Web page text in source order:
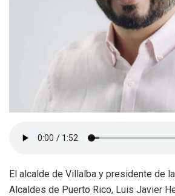
El alcalde de Villalba y presidente de
Alcaldes de Puerto Rico, Luis Javier